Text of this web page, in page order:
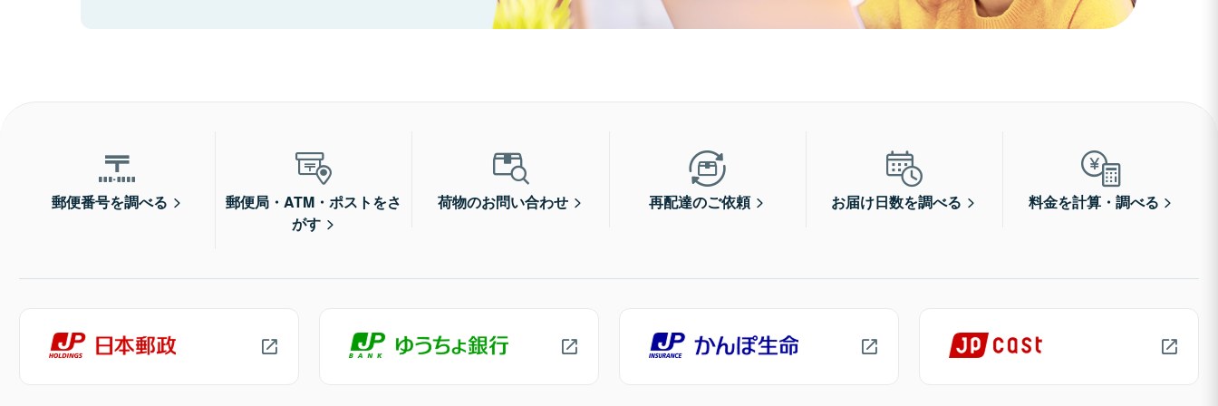
郵便番号を調べる
郵便局・ATM・ポストをさ
がす
荷物のお問い合わせ 再配達のご依頼 お届け日数を調べる 料金を計算・調べる